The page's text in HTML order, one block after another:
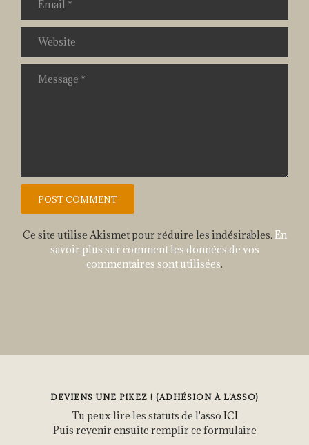
Ce site utilise Akismet pour réduire les indésirables. En
savoir plus sur comment les données de vos
commentaires sont utilisées.
DEVIENS UNE PIKEZ ! (ADHÉSION À L’ASSO)
Tu peux lire les statuts de l'asso ICI
Puis revenir ensuite remplir ce formulaire